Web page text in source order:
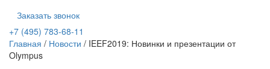
Заказать звонок
+7 (495) 783-68-11
Главная / Новости / IEEF2019: Новинки и презентации от
Olympus